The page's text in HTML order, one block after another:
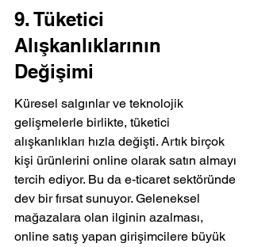
9. Tüketici
Alışkanlıklarının
Değişimi
Küresel salgınlar ve teknolojik
gelişmelerle birlikte, tüketici
alışkanlıkları hızla değişti. Artık birçok
kişi ürünlerini online olarak satın almayı
tercih ediyor. Bu da e-ticaret sektöründe
dev bir fırsat sunuyor. Geleneksel
mağazalara olan ilginin azalması,
online satış yapan girişimcilere büyük